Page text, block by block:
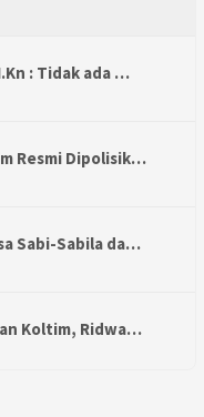
: Tidak ada …
Resmi Dipolisik…
Sabi-Sabila da…
Koltim, Ridwa…